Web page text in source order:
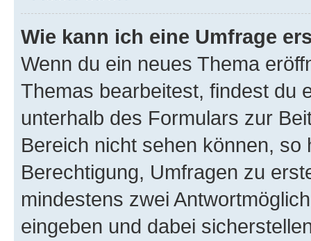
Wie kann ich eine Umfrage
Wenn du ein neues Thema
Themas bearbeitest, findest du
unterhalb des Formulars zur
Bereich nicht sehen können,
Berechtigung, Umfragen zu
mindestens zwei
eingeben und dabei